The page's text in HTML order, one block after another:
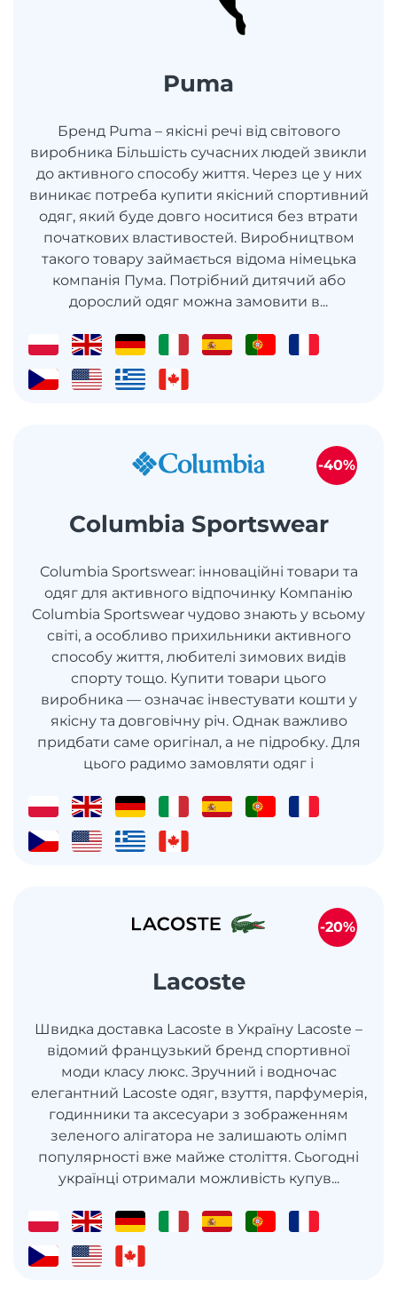
Puma
Бренд Puma – якісні речі від світового
виробника Більшість сучасних людей звикли
до активного способу життя. Через це у них
виникає потреба купити якісний спортивний
одяг, який буде довго носитися без втрати
початкових властивостей. Виробництвом
такого товару займається відома німецька
компанія Пума. Потрібний дитячий або
дорослий одяг можна замовити в...
Columbia Sportswear
Columbia Sportswear: інноваційні товари та
одяг для активного відпочинку Компанію
Columbia Sportswear чудово знають у всьому
світі, а особливо прихильники активного
способу життя, любителі зимових видів
спорту тощо. Купити товари цього
виробника — означає інвестувати кошти у
якісну та довговічну річ. Однак важливо
придбати саме оригінал, а не підробку. Для
цього радимо замовляти одяг і
-40%
Lacoste
Швидка доставка Lacoste в Україну Lacoste –
відомий французький бренд спортивної
моди класу люкс. Зручний і водночас
елегантний Lacoste одяг, взуття, парфумерія,
годинники та аксесуари з зображенням
зеленого алігатора не залишають олімп
популярності вже майже століття. Сьогодні
українці отримали можливість купув...
-20%